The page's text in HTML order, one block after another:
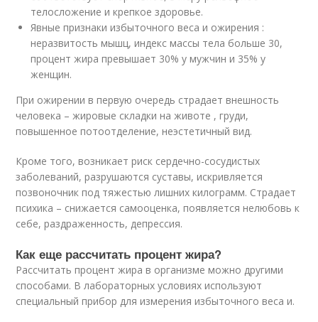
телосложение и крепкое здоровье.
Явные признаки избыточного веса и ожирения :
неразвитость мышц, индекс массы тела больше 30,
процент жира превышает 30% у мужчин и 35% у
женщин.
При ожирении в первую очередь страдает внешность
человека – жировые складки на животе , груди,
повышенное потоотделение, неэстетичный вид.
Кроме того, возникает риск сердечно-сосудистых
заболеваний, разрушаются суставы, искривляется
позвоночник под тяжестью лишних килограмм. Страдает
психика – снижается самооценка, появляется нелюбовь к
себе, раздраженность, депрессия.
Как еще рассчитать процент жира?
Рассчитать процент жира в организме можно другими
способами. В лабораторных условиях используют
специальный прибор для измерения избыточного веса и.